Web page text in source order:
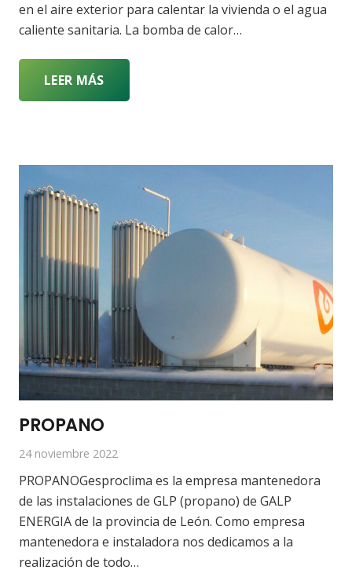
en el aire exterior para calentar la vivienda o el agua
caliente sanitaria. La bomba de calor…
LEER MÁS
PROPANO
24 noviembre 2022
PROPANOGesproclima es la empresa mantenedora
de las instalaciones de GLP (propano) de GALP
ENERGIA de la provincia de León. Como empresa
mantenedora e instaladora nos dedicamos a la
realización de todo…